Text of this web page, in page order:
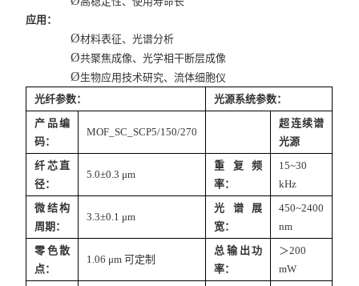
应用：
Ø材料表征、光谱分析
Ø共聚焦成像、光学相干断层成像
Ø生物应用技术研究、流体细胞仪
光纤参数：
光源系统参数：
产品编
码：
MOF_SC_SCP5/150/270
超连续谱
光源
纤芯直
径：
5.0±0.3 μm
重复频
率：
15~30
kHz
微结构
周期：
3.3±0.1 μm
光谱展
宽：
450~2400
nm
零色散
点：
1.06 μm 可定制
总输出功
率：
＞200
mW